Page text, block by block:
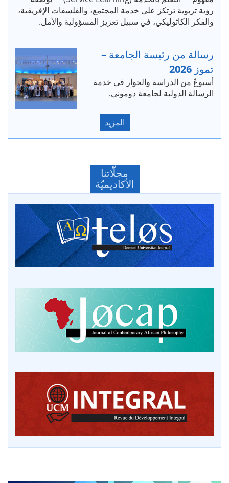
رؤية تربوية ترتكز على خدمة المجتمع، والفلسفات الإفريقية،
والفكر الكاثوليكي، في سبيل تعزيز المسؤولية والأمل.
رسالة من رئيسة الجامعة –
تموز 2026
أسبوعٌ من الدراسة والحوار في خدمة
الرسالة الدولية لجامعة دوموني.
المزيد
مجلّاتنا
الأكاديميّة